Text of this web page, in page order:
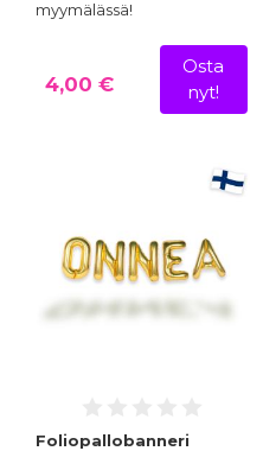
myymälässä!
4,00 €
Osta
nyt!
Foliopallobanneri